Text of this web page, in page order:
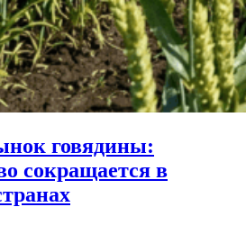
говядины:
сокращается в